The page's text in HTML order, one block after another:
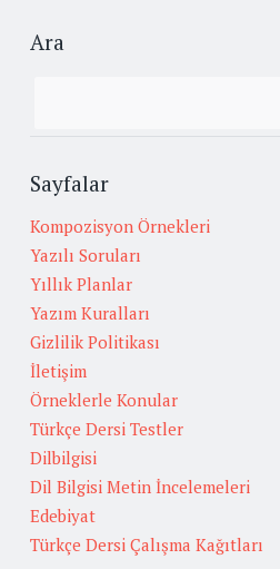
Ara
Sayfalar
Kompozisyon Örnekleri
Yazılı Soruları
Yıllık Planlar
Yazım Kuralları
Gizlilik Politikası
İletişim
Örneklerle Konular
Türkçe Dersi Testler
Dilbilgisi
Dil Bilgisi Metin İncelemeleri
Edebiyat
Türkçe Dersi Çalışma Kağıtları